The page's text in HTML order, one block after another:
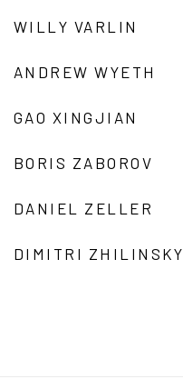
WILLY VARLIN
ANDREW WYETH
GAO XINGJIAN
BORIS ZABOROV
DANIEL ZELLER
DIMITRI ZHILINSKY